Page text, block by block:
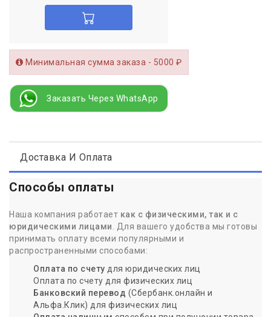
Минимальная сумма заказа - 5000 ₽
Заказать Через WhatsApp
Доставка И Оплата
Способы оплаты
Наша компания работает как с физическими, так и с
юридическими лицами . Для вашего удобства мы готовы
принимать оплату всеми популярными и
распространенными способами:
Оплата по счету для юридических лиц
Оплата по счету для физических лиц
Банковский перевод (Сбербанк.онлайн и
Альфа.Клик) для физических лиц